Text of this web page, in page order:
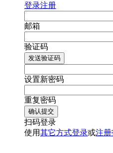
登录注册
邮箱
验证码
发送验证码
设置新密码
重复密码
确认提交
扫码登录
使用其它方式登录或注册